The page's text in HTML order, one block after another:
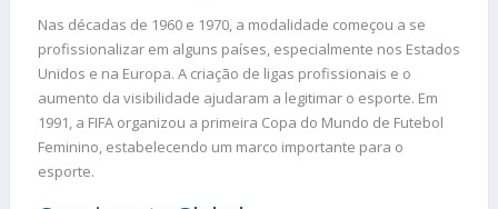
Nas décadas de 1960 e 1970, a modalidade começou a se
profissionalizar em alguns países, especialmente nos Estados
Unidos e na Europa. A criação de ligas profissionais e o
aumento da visibilidade ajudaram a legitimar o esporte. Em
1991, a FIFA organizou a primeira Copa do Mundo de Futebol
Feminino, estabelecendo um marco importante para o
esporte.